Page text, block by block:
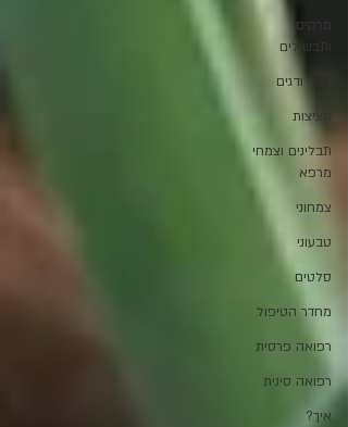
מרקים
ותבשילים
בשר ודגים
קציצות
תבלינים וצמחי
מרפא
צמחוני
טבעוני
סלטים
מחדר הטיפול
רפואה פרסית
רפואה סינית
איך?